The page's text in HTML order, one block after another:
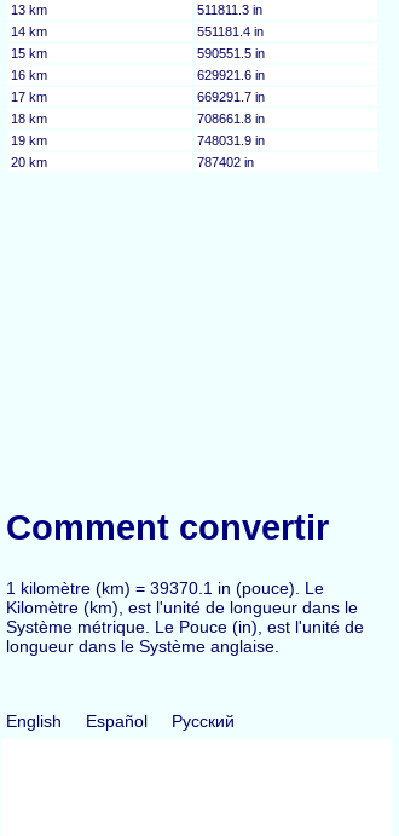
13 km
511811.3 in
14 km
551181.4 in
15 km
590551.5 in
16 km
629921.6 in
17 km
669291.7 in
18 km
708661.8 in
19 km
748031.9 in
20 km
787402 in
Comment convertir
1 kilomètre (km) = 39370.1 in (pouce). Le
Kilomètre (km), est l'unité de longueur dans le
Système métrique. Le Pouce (in), est l'unité de
longueur dans le Système anglaise.
English Español Русский